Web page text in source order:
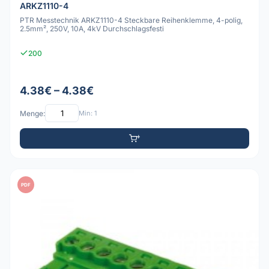
ARKZ1110-4
PTR Messtechnik ARKZ1110-4 Steckbare Reihenklemme, 4-polig,
2.5mm², 250V, 10A, 4kV Durchschlagsfesti
200
4.38€ – 4.38€
Menge: Min: 1
PDF